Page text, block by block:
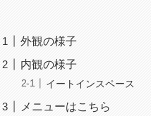
外観の様子
内観の様子
イートインスペース
メニューはこちら